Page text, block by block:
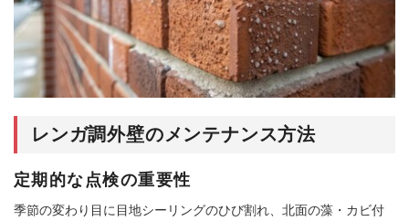
レンガ調外壁のメンテナンス方法
定期的な点検の重要性
季節の変わり目に目地シーリングのひび割れ、北面の藻・カビ付